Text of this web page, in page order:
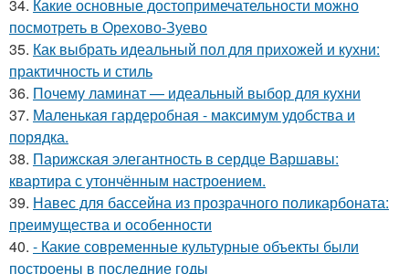
34. Какие основные достопримечательности можно
посмотреть в Орехово-Зуево
35. Как выбрать идеальный пол для прихожей и кухни:
практичность и стиль
36. Почему ламинат — идеальный выбор для кухни
37. Маленькая гардеробная - максимум удобства и
порядка.
38. Парижская элегантность в сердце Варшавы:
квартира с утончённым настроением.
39. Навес для бассейна из прозрачного поликарбоната:
преимущества и особенности
40. - Какие современные культурные объекты были
построены в последние годы